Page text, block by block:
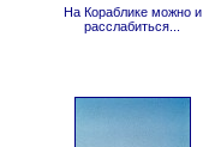
На Кораблике можно и
расслабиться...